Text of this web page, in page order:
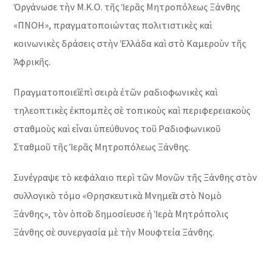
Ὀργάνωσε τὴν Μ.Κ.Ο. τῆς Ἱερᾶς Μητροπόλεως Ξάνθης
«ΠΝΟΗ», πραγματοποιώντας πολιτιστικὲς καὶ
κοινωνικὲς δράσεις στὴν Ἑλλάδα καὶ στὸ Καμεροὺν τῆς
Ἀφρικῆς.
Πραγματοποιεῖ ἐπὶ σειρὰ ἐτῶν ραδιοφωνικὲς καὶ
τηλεοπτικὲς ἐκπομπὲς σὲ τοπικοὺς καὶ περιφερειακοὺς
σταθμοὺς καὶ εἶναι ὑπεύθυνος τοῦ Ραδιοφωνικοῦ
Σταθμοῦ τῆς Ἱερᾶς Μητροπόλεως Ξάνθης.
Συνέγραψε τὸ κεφάλαιο περὶ τῶν Μονῶν τῆς Ξάνθης στὸν
συλλογικὸ τόμο «Θρησκευτικὰ Μνημεῖα στὸ Νομὸ
Ξάνθης», τὸν ὁποῖο δημοσίευσε ἡ Ἱερὰ Μητρόπολις
Ξάνθης σὲ συνεργασία μὲ τὴν Μουφτεία Ξάνθης.